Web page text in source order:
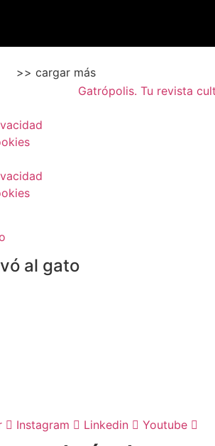
>> cargar más
al gato
Instagram Linkedin Youtube